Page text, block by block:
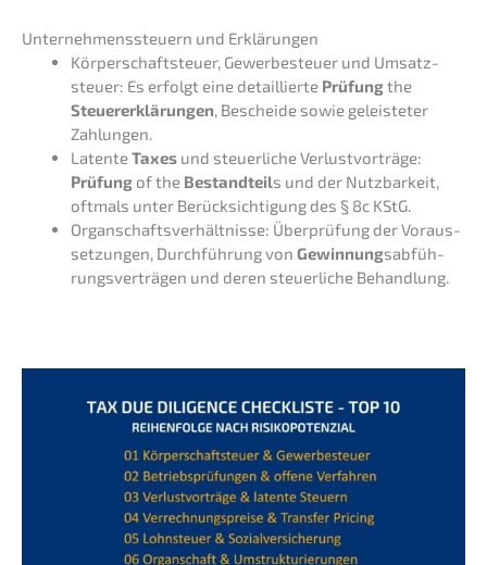
Unter­neh­mens­steu­ern und Erklärungen
Körper­schaft­steu­er, Gewer­be­steu­er und Umsatz­
steu­er: Es erfolgt eine detail­lier­te Prüfungthe
Steuer­erklä­run­gen , Beschei­de sowie geleis­te­ter
Zahlungen.
Laten­teTaxes und steuer­li­che Verlust­vor­trä­ge:
Prüfung of the Bestand­teils und der Nutzbar­keit,
oftmals unter Berück­sich­ti­gung des § 8c KStG.
Organ­schafts­ver­hält­nis­se: Überprü­fung der Voraus­
set­zun­gen, Durch­füh­rung von Gewin­nungsabfüh­
rungs­ver­trä­gen und deren steuer­li­che Behandlung.